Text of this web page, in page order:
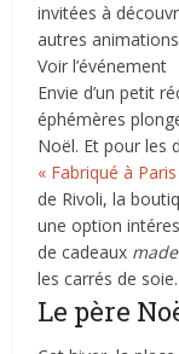
invitées à
autres
Voir l’événement
Envie d’un petit
éphémères
Noël. Et pour les
« Fabriqué à
de Rivoli, la
une option
de cadeaux
les carrés de soie.
Le père